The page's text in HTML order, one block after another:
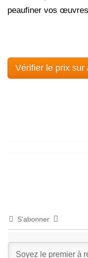
peaufiner vos
Vérifier le prix sur
S'abonner